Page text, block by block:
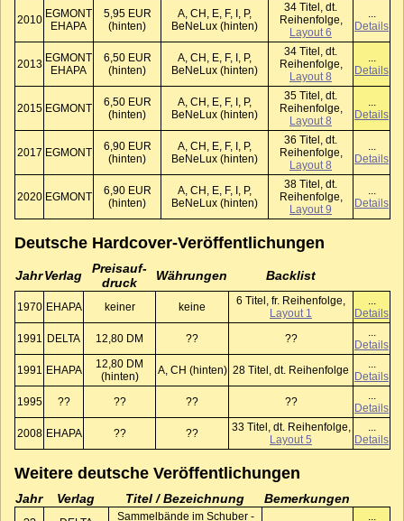
2010 EGMONT
EHAPA
5,95 EUR
(hinten)
A, CH, E, F, I, P,
BeNeLux (hinten)
34 Titel, dt.
Reihenfolge,
Layout 6
...
Details
2013 EGMONT
EHAPA
6,50 EUR
(hinten)
A, CH, E, F, I, P,
BeNeLux (hinten)
34 Titel, dt.
Reihenfolge,
Layout 8
...
Details
2015 EGMONT
6,50 EUR
(hinten)
A, CH, E, F, I, P,
BeNeLux (hinten)
35 Titel, dt.
Reihenfolge,
Layout 8
...
Details
2017 EGMONT
6,90 EUR
(hinten)
A, CH, E, F, I, P,
BeNeLux (hinten)
36 Titel, dt.
Reihenfolge,
Layout 8
...
Details
2020 EGMONT
6,90 EUR
(hinten)
A, CH, E, F, I, P,
BeNeLux (hinten)
38 Titel, dt.
Reihenfolge,
Layout 9
...
Details
Deutsche Hardcover-Veröffentlichungen
JahrVerlag
Preis­auf­
druck
Währungen Backlist
1970 EHAPA keiner keine
6 Titel, fr. Reihenfolge,
Layout 1
...
Details
1991 DELTA 12,80 DM ?? ??
...
Details
1991 EHAPA
12,80 DM
(hinten)
A, CH (hinten) 28 Titel, dt. Reihenfolge
...
Details
1995
?? ?? ?? ??
...
Details
2008 EHAPA ?? ??
33 Titel, dt. Reihenfolge,
Layout 5
...
Details
Weitere deutsche Veröffentlichungen
Jahr Verlag Titel / Bezeichnung Bemerkungen
Sammelbände im Schuber - ...